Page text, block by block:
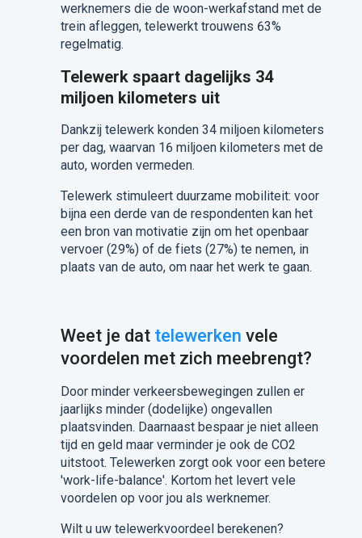
werknemers die de woon-werkafstand met de
trein afleggen, telewerkt trouwens 63%
regelmatig.
Telewerk spaart dagelijks 34
miljoen kilometers uit
Dankzij telewerk konden 34 miljoen kilometers
per dag, waarvan 16 miljoen kilometers met de
auto, worden vermeden.
Telewerk stimuleert duurzame mobiliteit: voor
bijna een derde van de respondenten kan het
een bron van motivatie zijn om het openbaar
vervoer (29%) of de fiets (27%) te nemen, in
plaats van de auto, om naar het werk te gaan.
Weet je dat telewerken vele
voordelen met zich meebrengt?
Door minder verkeersbewegingen zullen er
jaarlijks minder (dodelijke) ongevallen
plaatsvinden. Daarnaast bespaar je niet alleen
tijd en geld maar verminder je ook de CO2
uitstoot. Telewerken zorgt ook voor een betere
'work-life-balance'. Kortom het levert vele
voordelen op voor jou als werknemer.
Wilt u uw telewerkvoordeel berekenen?